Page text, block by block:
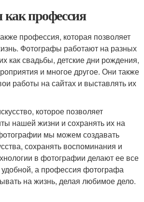
профессия
профессия, которая позволяет
Фотографы работают на разных
как свадьбы, детские дни рождения,
и многое другое. Они также
работы на сайтах и выставлять их
которое позволяет
нашей жизни и сохранять их на
мы можем создавать
сохранять воспоминания и
в фотографии делают ее все
удобной, а профессия фотографа
на жизнь, делая любимое дело.